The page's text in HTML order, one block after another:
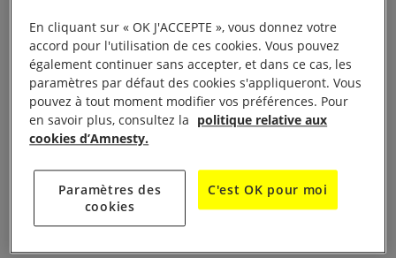
Comme ces dernières années, les groupes
d’Amnesty International de Drôme Ardèche seront
présents sur le marché du livre du Festival de la
correspondanceà Grignan (Drôme) du 3 au 6 juillet
2019 de 10h à 21h. Les militantes et militants
seront là pour sensibiliser les festivaliers à la
défense des droits humains, en faisant signer des
pétitions et écrire des lettres en faveur des
personnes en danger dans leur pays pour leurs
En cliquant sur « OK J'ACCEPTE », vous donnez votre
accord pour l'utilisation de ces cookies. Vous pouvez
également continuer sans accepter, et dans ce cas, les
paramètres par défaut des cookies s'appliqueront. Vous
pouvez à tout moment modifier vos préférences. Pour
en savoir plus, consultez la politique relative aux
cookies d’Amnesty.
Paramètres des
cookies
C'est OK pour moi